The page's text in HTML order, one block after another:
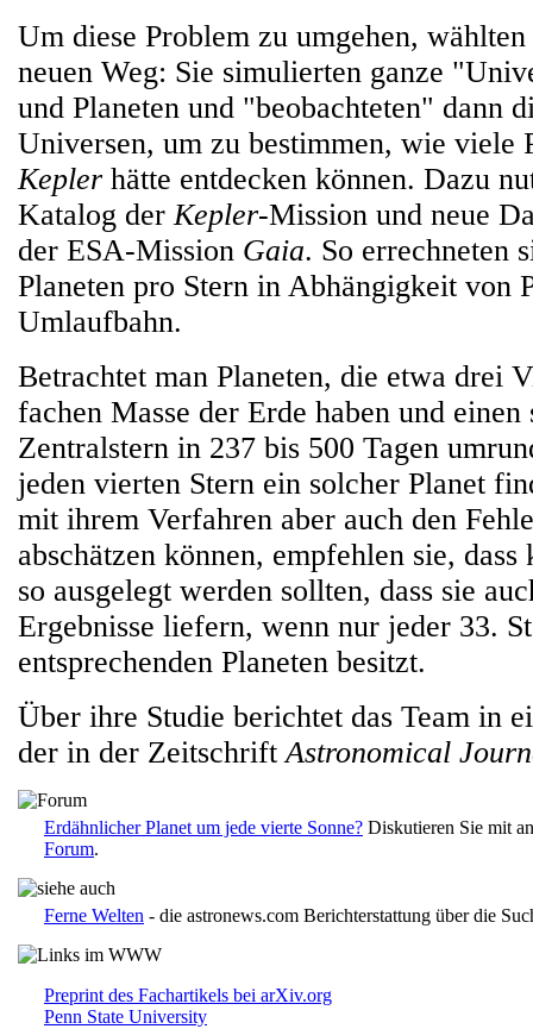
Um diese Problem zu umgehen, wählten
neuen Weg: Sie simulierten ganze
und Planeten und "beobachteten" dann
Universen, um zu bestimmen, wie viele
Kepler hätte entdecken können. Dazu
Katalog derKepler-Mission und neue
der ESA-Mission Gaia. So errechneten
Planeten pro Stern in Abhängigkeit von
Umlaufbahn.
Betrachtet man Planeten, die etwa drei
fachen Masse der Erde haben und einen
Zentralstern in 237 bis 500 Tagen
jeden vierten Stern ein solcher Planet
mit ihrem Verfahren aber auch den
abschätzen können, empfehlen sie,
so ausgelegt werden sollten, dass sie
Ergebnisse liefern, wenn nur jeder 33.
entsprechenden Planeten besitzt.
Über ihre Studie berichtet das Team in
der in der ZeitschriftAstronomical
Erdähnlicher Planet um jede vierte Sonne? Diskutieren Sie mit
Forum.
Ferne Welten - die astronews.com Berichterstattung über die
Preprint des Fachartikels bei arXiv.org
Penn State University